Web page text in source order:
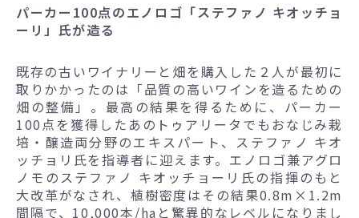
パーカー100点のエノロゴ「ステファノ キオッチョ
ーリ」氏が造る
既存の古いワイナリーと畑を購入した２人が最初に
取りかかったのは「品質の高いワインを造るための
畑の整備」。最高の結果を得るために、パーカー
100点を獲得したあのトゥアリータでもおなじみ栽
培・醸造両分野のエキスパート、ステファノ キオ
ッチョリ氏を指導者に迎えます。エノロゴ兼アグロ
ノモのステファノ キオッチョーリ氏の指揮のもと
大改革がなされ、植樹密度はその結果0.8m×1.2m
間隔で、10,000本/haと驚異的なレベルになりまし